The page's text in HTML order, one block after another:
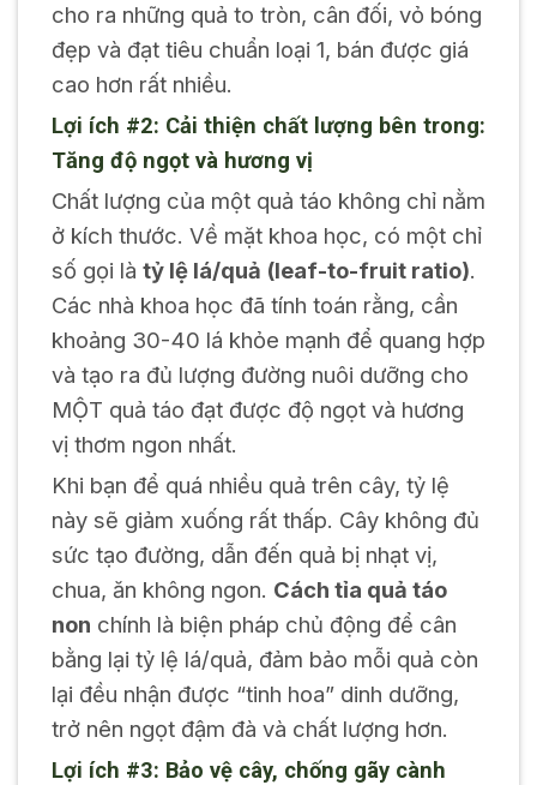
cho ra những quả to tròn, cân đối, vỏ bóng
đẹp và đạt tiêu chuẩn loại 1, bán được giá
cao hơn rất nhiều.
Lợi ích #2: Cải thiện chất lượng bên trong:
Tăng độ ngọt và hương vị
Chất lượng của một quả táo không chỉ nằm
ở kích thước. Về mặt khoa học, có một chỉ
số gọi là tỷ lệ lá/quả (leaf-to-fruit ratio).
Các nhà khoa học đã tính toán rằng, cần
khoảng 30-40 lá khỏe mạnh để quang hợp
và tạo ra đủ lượng đường nuôi dưỡng cho
MỘT quả táo đạt được độ ngọt và hương
vị thơm ngon nhất.
Khi bạn để quá nhiều quả trên cây, tỷ lệ
này sẽ giảm xuống rất thấp. Cây không đủ
sức tạo đường, dẫn đến quả bị nhạt vị,
chua, ăn không ngon. Cách tỉa quả táo
non chính là biện pháp chủ động để cân
bằng lại tỷ lệ lá/quả, đảm bảo mỗi quả còn
lại đều nhận được “tinh hoa” dinh dưỡng,
trở nên ngọt đậm đà và chất lượng hơn.
Lợi ích #3: Bảo vệ cây, chống gãy cành